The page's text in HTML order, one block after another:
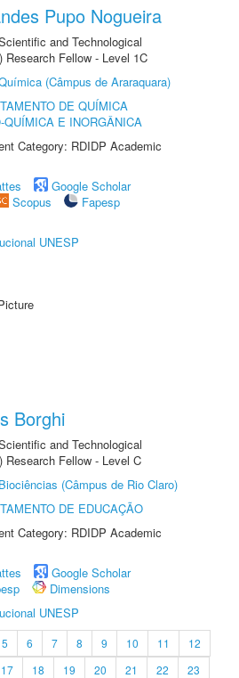
Pupo Nogueira
and Technological
Research Fellow - Level 1C
(Câmpus de Araraquara)
DE QUÍMICA
E INORGÂNICA
Category: RDIDP Academic
Google Scholar
Scopus
Fapesp
UNESP
Borghi
and Technological
Research Fellow - Level C
(Câmpus de Rio Claro)
DE EDUCAÇÃO
Category: RDIDP Academic
Google Scholar
Dimensions
UNESP
5 6 7 8 9 10 11
12
17 18 19 20 21 22
23